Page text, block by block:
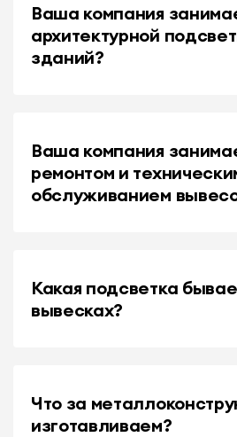
Ваша компания
архитектурной
зданий?
Ваша компания
ремонтом и
обслуживанием
Какая подсветка
вывесках?
Что за
изготавливаем?